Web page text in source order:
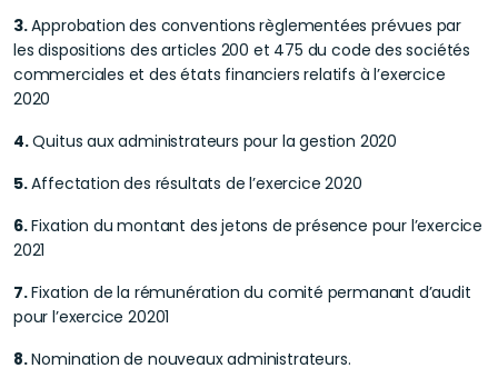
3.Approbation des conventions règlementées prévues par
les dispositions des articles 200 et 475 du code des sociétés
commerciales et des états financiers relatifs à l’exercice
2020
4.Quitus aux administrateurs pour la gestion 2020
5.Affectation des résultats de l’exercice 2020
6.Fixation du montant des jetons de présence pour l’exercice
2021
7.Fixation de la rémunération du comité permanant d’audit
pour l’exercice 20201
8.Nomination de nouveaux administrateurs.